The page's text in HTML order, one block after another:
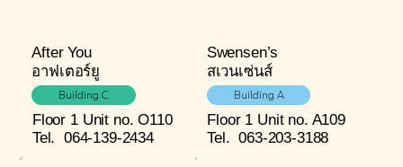
After You
อาฟเตอร์ยู
Building C
Floor 1 Unit no. O110
Tel. 064-139-2434
Swensen’s
สเวนเซ่นส์
Building A
Floor 1 Unit no. A109
Tel. 063-203-3188